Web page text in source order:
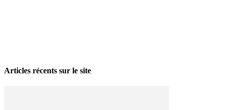
Articles récents sur le site